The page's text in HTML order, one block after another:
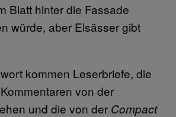
Blatt hinter die Fassade
würde, aber Elsässer gibt
kommen Leserbriefe, die
von der
und die von der Compact